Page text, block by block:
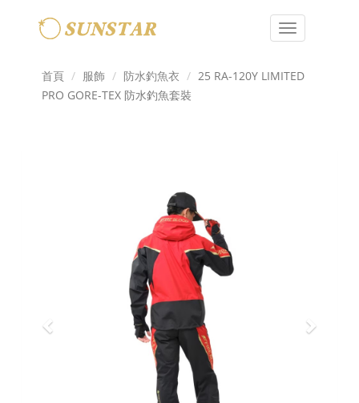
Toggle
首頁
服飾 防水釣魚衣
25 RA-120Y LIMITED
PRO GORE-TEX 防水釣魚套裝